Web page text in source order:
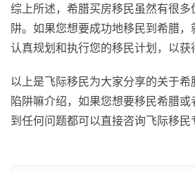
综上所述，希腊买房移民虽然有很
阱。如果您想要成功地移民到希腊，
认真规划和执行您的移民计划，以获
以上是飞际移民为大家分享的关于
陷阱嘛介绍，如果您想要移民希腊或
到任何问题都可以直接咨询飞际移民